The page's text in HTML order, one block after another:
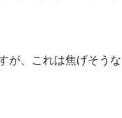
が、これは焦げそうな